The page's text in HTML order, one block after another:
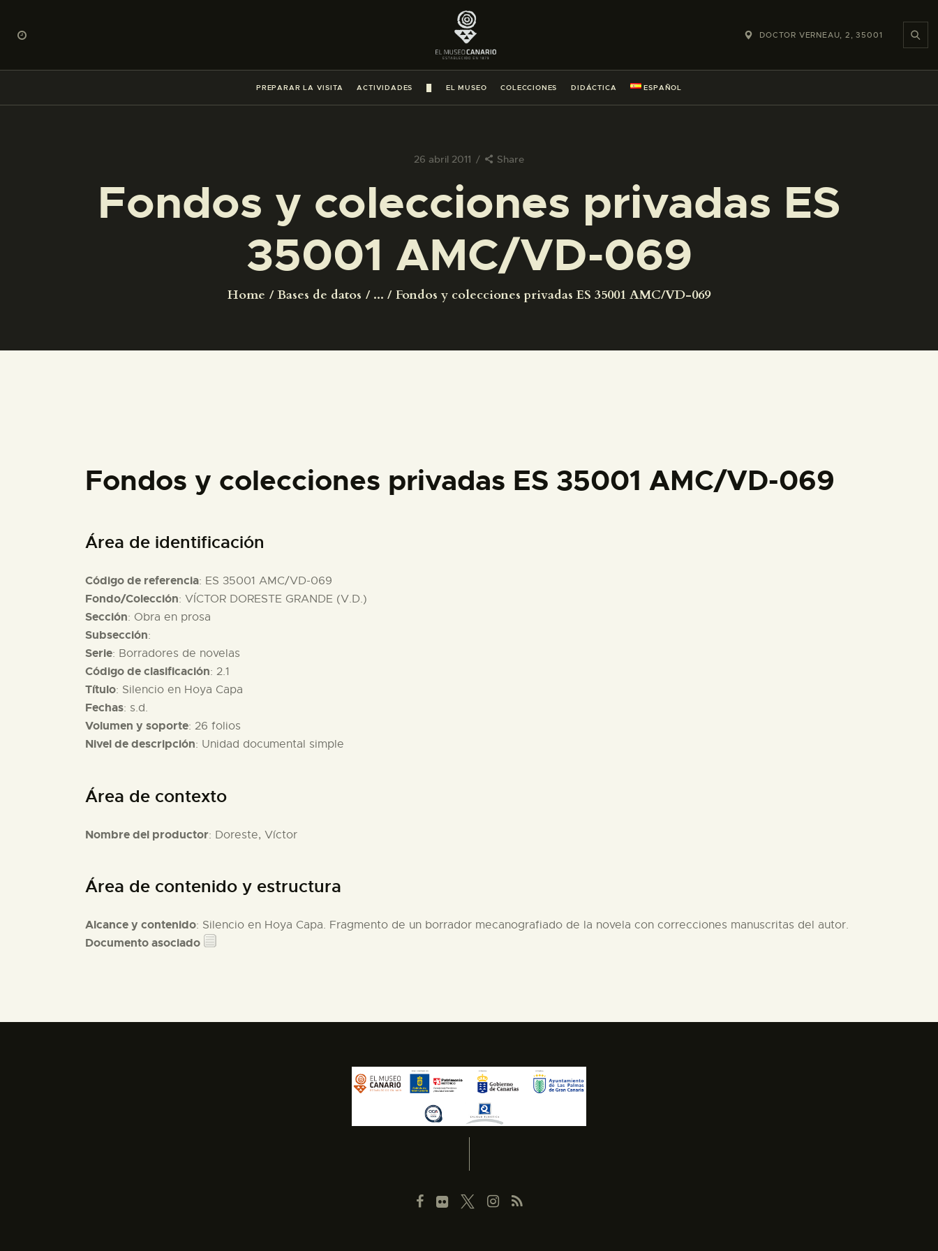
DOCTOR VERNEAU, 2, 35001
PREPARAR LA VISITA ACTIVIDADES EL MUSEO COLECCIONES DIDÁCTICA ESPAÑOL
26 abril 2011 Share
Fondos y colecciones privadas ES
35001 AMC/VD-069
Home Bases de datos ... Fondos y colecciones privadas ES 35001 AMC/VD-069
PREPARAR LA VISITA
ACTIVIDADES
█
COLECCIONES
DIDÁCTICA
ESPAÑOL
ESPAÑOL
Fondos y colecciones privadas ES 35001 AMC/VD-069
Área de identificación
Código de referencia: ES 35001 AMC/VD-069
Fondo/Colección: VÍCTOR DORESTE GRANDE (V.D.)
Sección: Obra en prosa
Subsección:
Serie: Borradores de novelas
Código de clasificación: 2.1
Título: Silencio en Hoya Capa
Fechas: s.d.
Volumen y soporte: 26 folios
Nivel de descripción: Unidad documental simple
Área de contexto
Nombre del productor: Doreste, Víctor
Área de contenido y estructura
Alcance y contenido: Silencio en Hoya Capa. Fragmento de un borrador mecanografiado de la novela con correcciones manuscritas del autor.
Documento asociado